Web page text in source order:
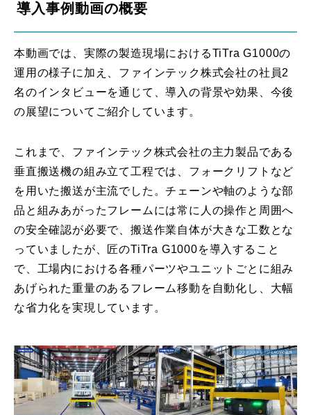
導入事例動画の概要
本動画では、実際の製造現場におけるTiTra G1000の
運用の様子に加え、ファインテック株式会社の社員2
名のインタビューを通じて、導入の背景や効果、今後
の展望についてご紹介しています。
これまで、ファインテック株式会社の主力製品である
垂直搬送機の組み立て工程では、フォークリフトなど
を用いた搬送が主流でした。チェーンや軸のような部
品と組みあがったフレームには常に人の操作と周囲へ
の安全確認が必要で、搬送作業自体が大きな工数とな
っていましたが、匠のTiTra G1000を導入すること
で、工場内における各種パーツやユニットごとに組み
あげられた重量のあるフレーム移動を自動化し、大幅
な省力化を実現しています。